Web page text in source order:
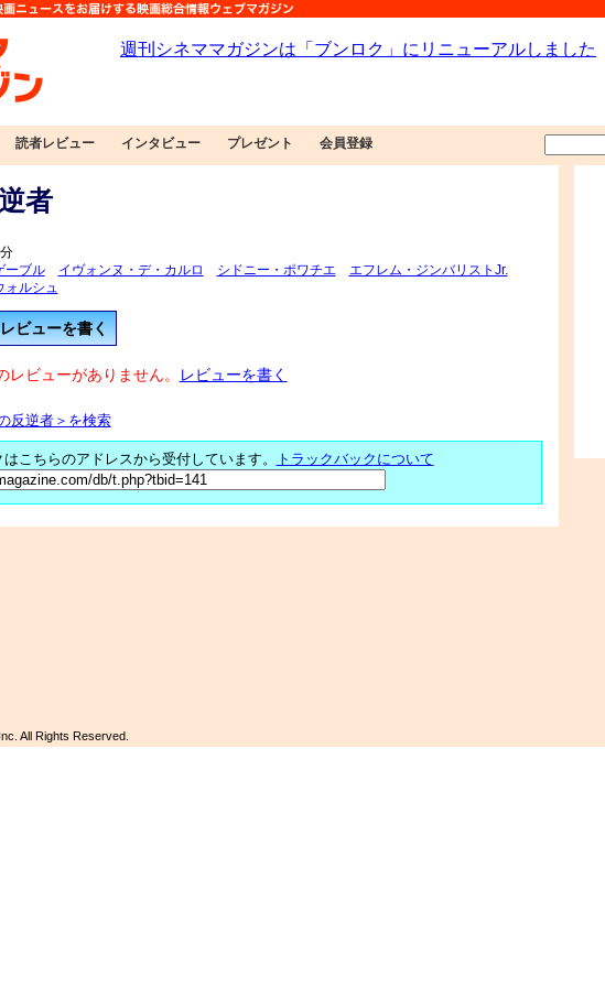
読者レビュー インタビュー プレゼント 会員登録
者
ーブル イヴォンヌ・デ・カルロ シドニー・ポワチエ
エフレム・ジンバリストJr.
ォルシュ
レビューを書く
レビューがありません。 レビューを書く
反逆者＞を検索
はこちらのアドレスから受付しています。 トラックバックについて
All Rights Reserved.